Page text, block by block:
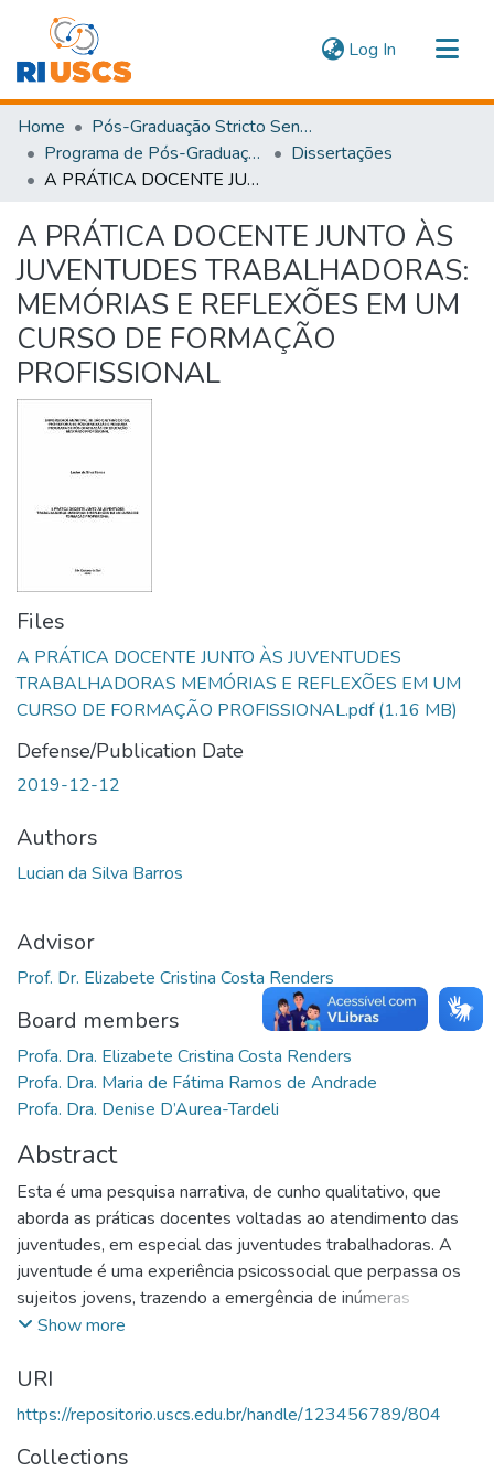
Log In (current)
Communities & Collections
Navigate
Statistics
Home
Pós-Graduação Stricto Sensu
Programa de Pós-Graduação em Educação
Dissertações
A PRÁTICA DOCENTE JUNTO ÀS JUVENTUDES TRABALHADORAS: MEMÓRIAS E REFLEXÕES EM UM CURSO DE FORMAÇÃO PROFISSIONAL
A PRÁTICA DOCENTE JUNTO ÀS
JUVENTUDES TRABALHADORAS:
MEMÓRIAS E REFLEXÕES EM UM
CURSO DE FORMAÇÃO
PROFISSIONAL
Files
A PRÁTICA DOCENTE JUNTO ÀS JUVENTUDES
TRABALHADORAS MEMÓRIAS E REFLEXÕES EM UM
CURSO DE FORMAÇÃO PROFISSIONAL.pdf(1.16 MB)
Defense/Publication Date
2019-12-12
Authors
Lucian da Silva Barros
Advisor
Prof. Dr. Elizabete Cristina Costa Renders
Board members
Profa. Dra. Elizabete Cristina Costa Renders
Profa. Dra. Maria de Fátima Ramos de Andrade
Profa. Dra. Denise D’Aurea-Tardeli
Abstract
Esta é uma pesquisa narrativa, de cunho qualitativo, que
aborda as práticas docentes voltadas ao atendimento das
juventudes, em especial das juventudes trabalhadoras. A
juventude é uma experiência psicossocial que perpassa os
sujeitos jovens, trazendo a emergência de inúmeras
vivências. Por consequência, há múltiplas juventudes, este é
torna-se importante compreender como a escola e a
educação compreendem as juventudes e como consideram
seus conhecimentos e vivências na construção dos currículos
e no desenvolvimento das estratégias de aprendizagem.
Show more
URI
https://repositorio.uscs.edu.br/handle/123456789/804
Collections